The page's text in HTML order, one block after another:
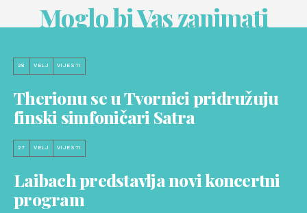
Moglo bi Vas zanimati
28 VELJ VIJESTI
Therionu se u Tvornici pridružuju
finski simfoničari Satra
27 VELJ VIJESTI
Laibach predstavlja novi koncertni
program